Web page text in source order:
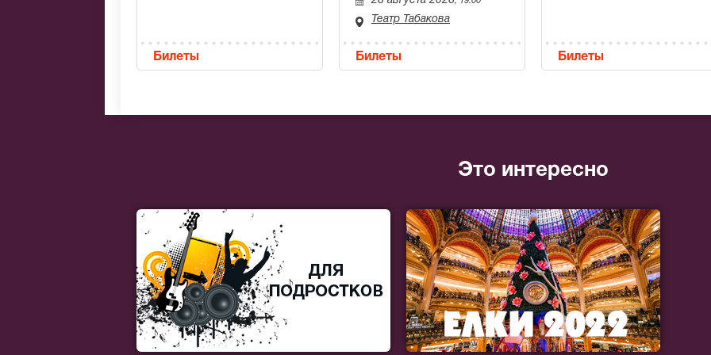
Билеты
Театр Табакова
Билеты Билеты
Это интересно